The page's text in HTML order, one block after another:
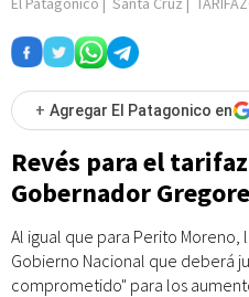
+ Agregar El Patagonico en
Revés para el
Gobernador
Al igual que para Perito Moreno,
Gobierno Nacional que deberá
comprometido" para los